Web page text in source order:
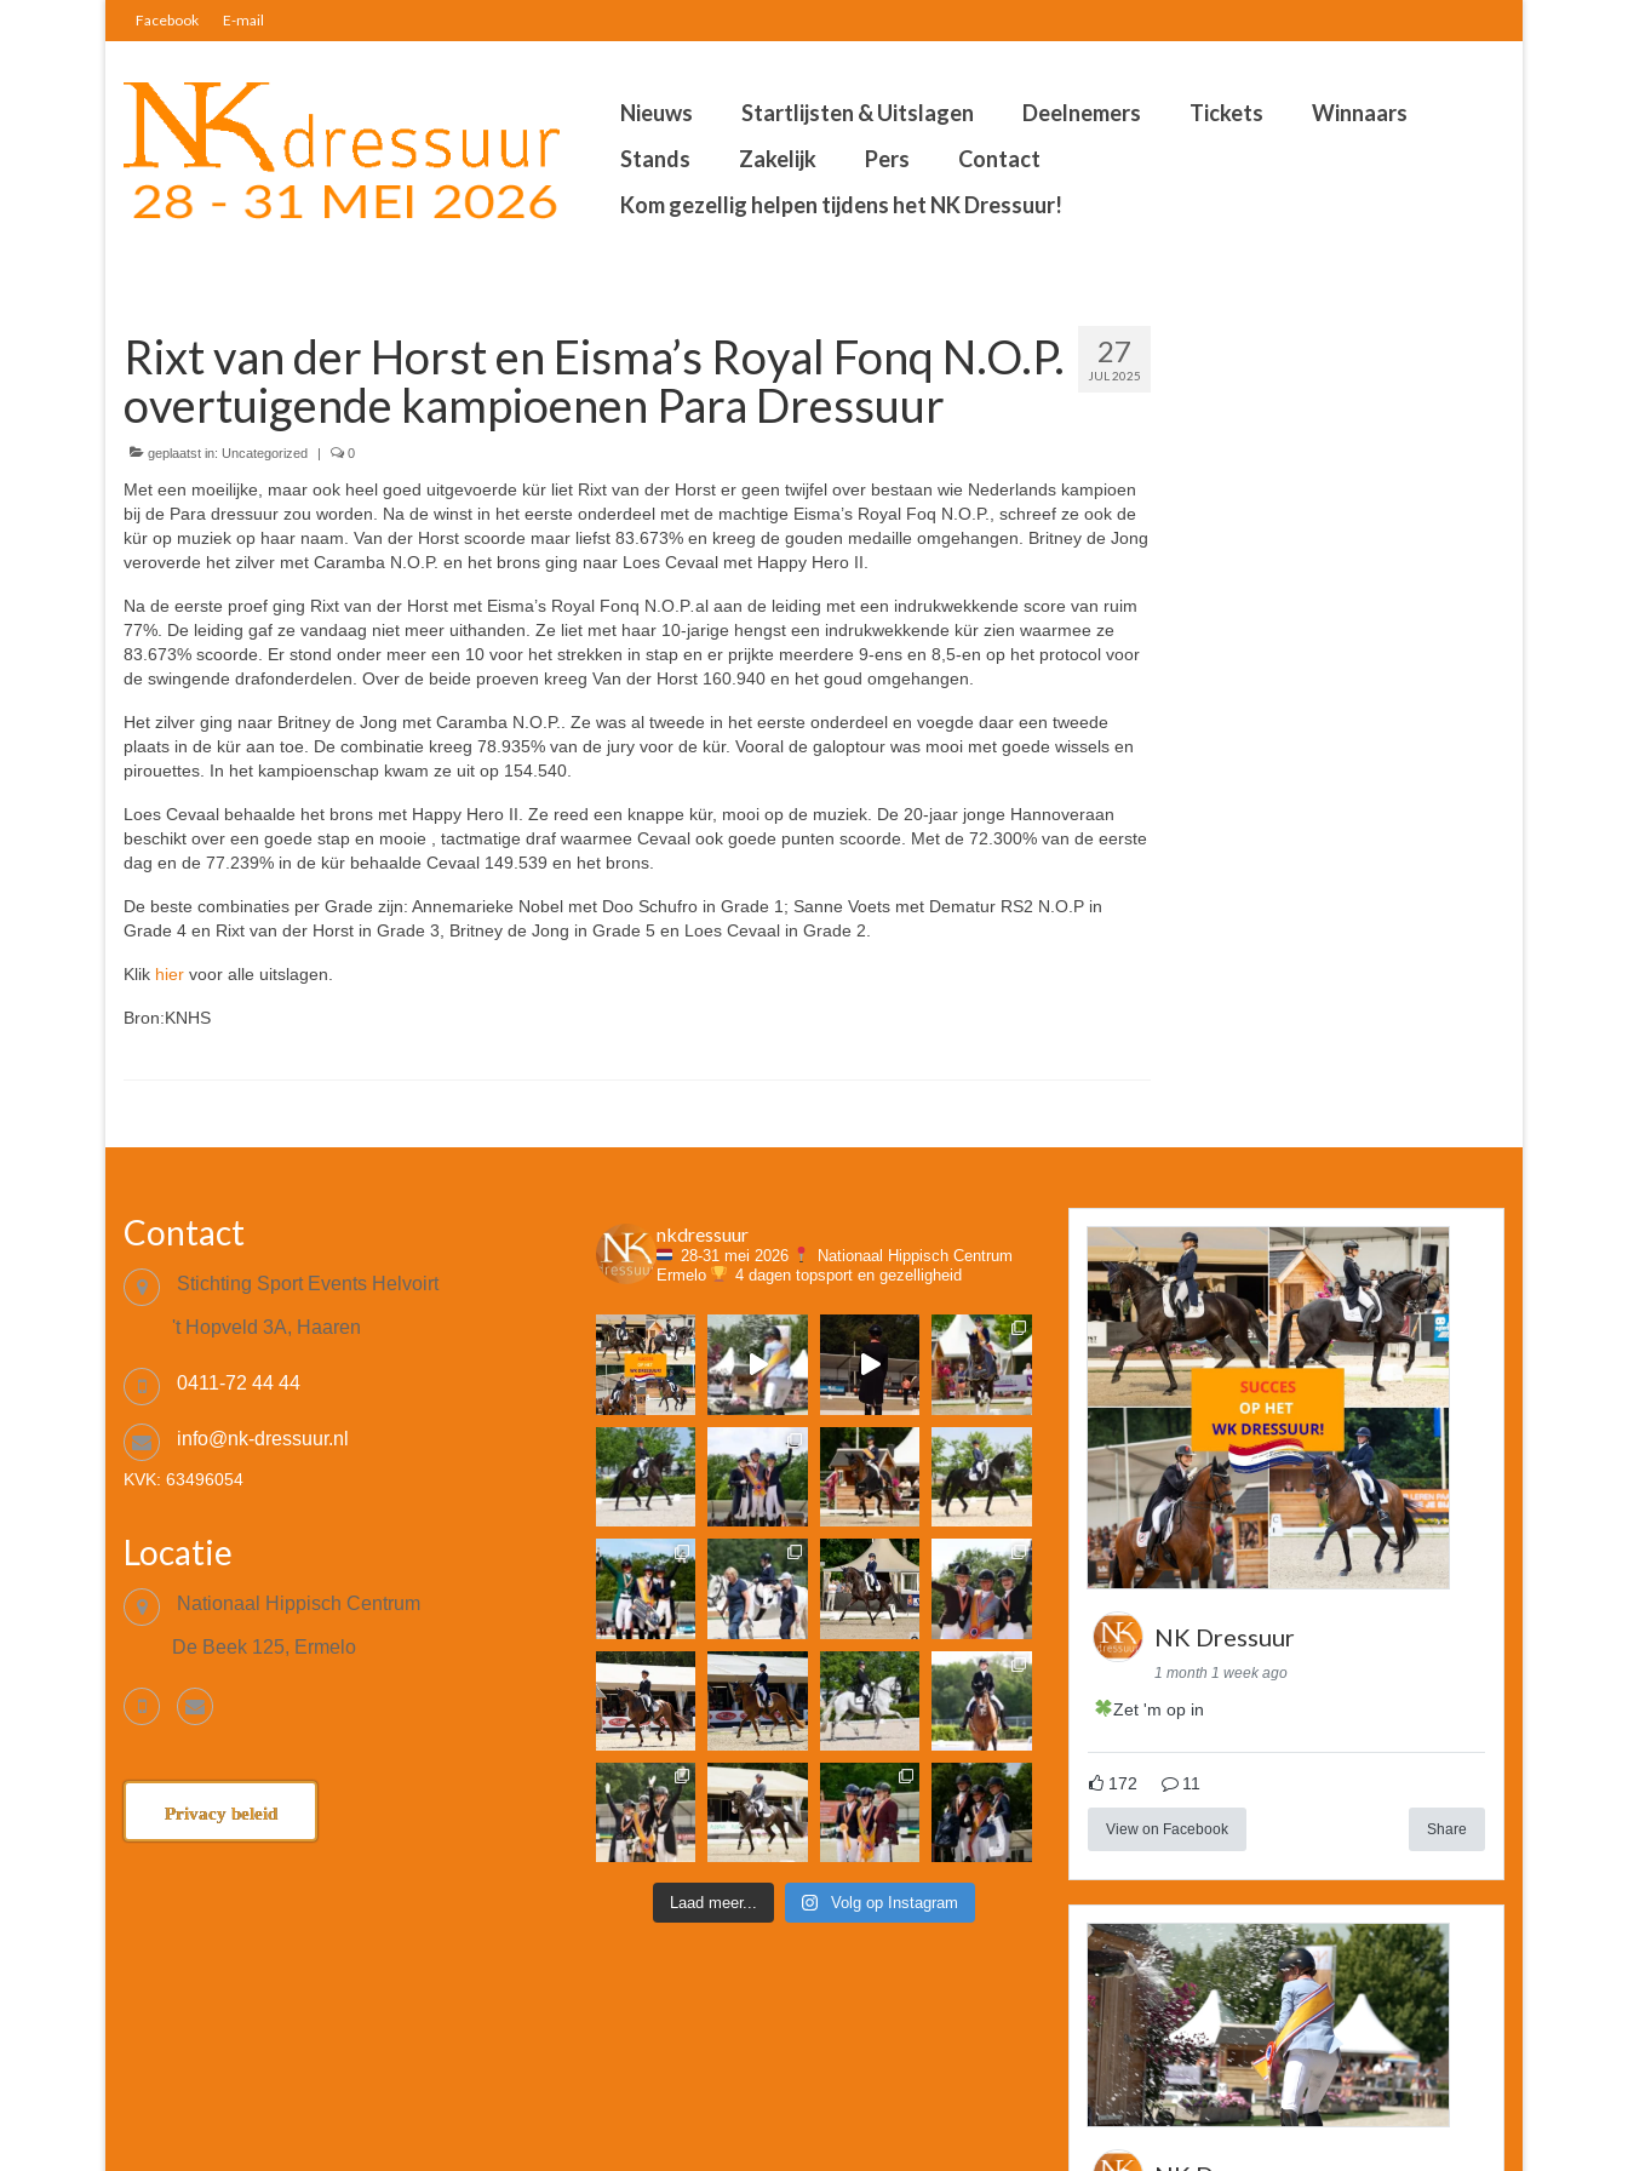
Facebook E-mail
Nieuws Startlijsten & Uitslagen Deelnemers Tickets
Winnaars
Stands
Zakelijk Pers
Contact
Kom gezellig helpen tijdens het NK Dressuur!
27
JUL 2025
Rixt van der Horst en Eisma’s Royal Fonq N.O.P.
overtuigende kampioenen Para Dressuur
geplaatst in: Uncategorized | 0
Met een moeilijke, maar ook heel goed uitgevoerde kür liet Rixt van der Horst er geen twijfel over bestaan wie Nederlands kampioen
bij de Para dressuur zou worden. Na de winst in het eerste onderdeel met de machtige Eisma’s Royal Foq N.O.P., schreef ze ook de
kür op muziek op haar naam. Van der Horst scoorde maar liefst 83.673% en kreeg de gouden medaille omgehangen. Britney de Jong
veroverde het zilver met Caramba N.O.P. en het brons ging naar Loes Cevaal met Happy Hero II.
Na de eerste proef ging Rixt van der Horst met Eisma’s Royal Fonq N.O.P al aan de leiding met een indrukwekkende score van ruim
77%. De leiding gaf ze vandaag niet meer uithanden. Ze liet met haar 10-jarige hengst een indrukwekkende kür zien waarmee ze
83.673% scoorde. Er stond onder meer een 10 voor het strekken in stap en er prijkte meerdere 9-ens en 8,5-en op het protocol voor
de swingende drafonderdelen. Over de beide proeven kreeg Van der Horst 160.940 en het goud omgehangen.
Het zilver ging naar Britney de Jong met Caramba N.O.P.. Ze was al tweede in het eerste onderdeel en voegde daar een tweede
plaats in de kür aan toe. De combinatie kreeg 78.935% van de jury voor de kür. Vooral de galoptour was mooi met goede wissels en
pirouettes. In het kampioenschap kwam ze uit op 154.540.
Loes Cevaal behaalde het brons met Happy Hero II. Ze reed een knappe kür, mooi op de muziek. De 20-jaar jonge Hannoveraan
beschikt over een goede stap en mooie , tactmatige draf waarmee Cevaal ook goede punten scoorde. Met de 72.300% van de eerste
dag en de 77.239% in de kür behaalde Cevaal 149.539 en het brons.
De beste combinaties per Grade zijn: Annemarieke Nobel met Doo Schufro in Grade 1; Sanne Voets met Dematur RS2 N.O.P in
Grade 4 en Rixt van der Horst in Grade 3, Britney de Jong in Grade 5 en Loes Cevaal in Grade 2.
Klik hier voor alle uitslagen.
Bron:KNHS
Contact
Stichting Sport Events Helvoirt
't Hopveld 3A, Haaren
0411-72 44 44
info@nk-dressuur.nl
KVK: 63496054
Locatie
Nationaal Hippisch Centrum
De Beek 125, Ermelo
Privacy beleid
nkdressuur
28-31 mei 2026
Nationaal Hippisch Centrum
Ermelo
4 dagen topsport en gezelligheid
Laad meer... Volg op Instagram
NK Dressuur
1 month 1 week ago
Zet 'm op in
172 11
View on Facebook Share